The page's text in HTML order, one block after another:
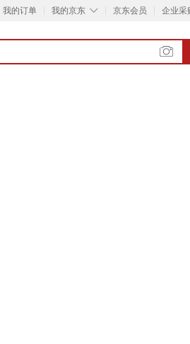
我的订单 ◇
我的京东 京东会员 企业采